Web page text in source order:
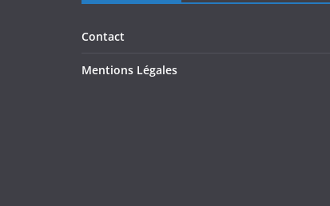
Contact
Mentions Légales